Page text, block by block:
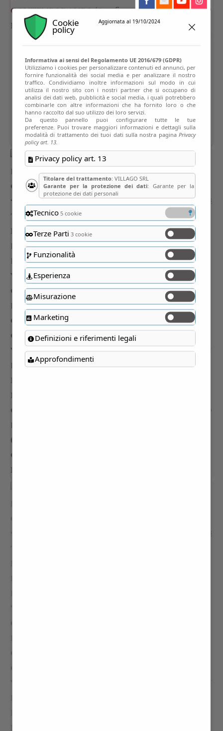
Cookie
policy
Aggiornata al 19/10/2024
Informativa ai sensi del Regolamento UE 2016/679 (GDPR)
Utilizziamo i cookies per personalizzare contenuti ed annunci, per
fornire funzionalità dei social media e per analizzare il nostro
traffico. Condividiamo inoltre informazioni sul modo in cui
utilizza il nostro sito con i nostri partner che si occupano di
analisi dei dati web, pubblicità e social media, i quali potrebbero
combinarle con altre informazioni che ha fornito loro o che
hanno raccolto dal suo utilizzo dei loro servizi.
Da questo pannello puoi configurare tutte le tue
preferenze. Puoi trovare maggiori informazioni e dettagli sulla
modalità di trattamento dei tuoi dati sulla nostra paginaPrivacy
policy art. 13.
Privacy policy art. 13
Titolare del trattamento: VILLAGO SRL
Garante per la protezione dei dati: Garante per la
protezione dei dati personali
Tecnico5 cookie
Terze Parti 3 cookie
Funzionalità
Esperienza
Misurazione
Marketing
Definizioni e riferimenti legali
Approfondimenti